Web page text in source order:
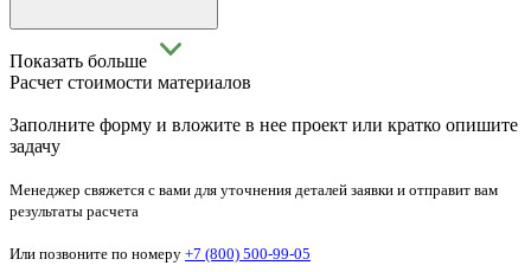
Показать больше
Расчет стоимости материалов
Заполните форму и вложите в нее проект или кратко опишите
задачу
Менеджер свяжется с вами для уточнения деталей заявки и отправит вам
результаты расчета
Или позвоните по номеру +7 (800) 500-99-05